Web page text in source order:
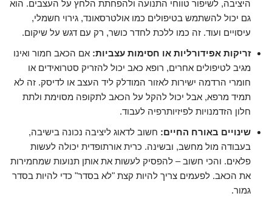
היציבה, לשיפור טווחי התנועה ולהפחתת הלחץ על העצבים. הוא
גם יכול להשתמש בטיפולים כמו אולטרסאונד, גירוי חשמלי,
עיסויים ועוד. זה כמו ללכת לחדר כושר, רק עם דגש על שיקום.
זריקות אפידורליות או חסימות עצביות: אם הכאב חמור ואינו
מגיב לטיפולים אחרים, רופא כאב יכול להזריק סטרואידים או
חומרי הרדמה ישירות לאזור המודלק ליד העצב או לדיסק. זה לא
תמיד מרפא, אבל יכול להקל על הכאב לתקופה מסוימת ולתת
חלון הזדמנויות לפיזיותרפיה לעבוד.
שינויים באורח החיים: חשוב לדאוג ליציבה נכונה בישיבה,
בעבודה מול מחשב, ובשינה. כרית אורתופדית יכולה לעשות
פלאים. והכי חשוב – להפסיק לעשות את אותן תנועות שמחמירות
את הכאב. לפעמים צריך להיות קצת "לא בסדר" כדי להיות בסדר
גמור.